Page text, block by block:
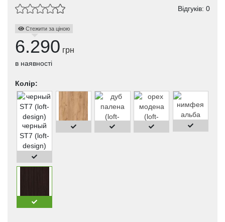
Відгуків: 0
Стежити за ціною
6.290 грн
в наявності
Колір:
черный
ST7 (loft-
design)